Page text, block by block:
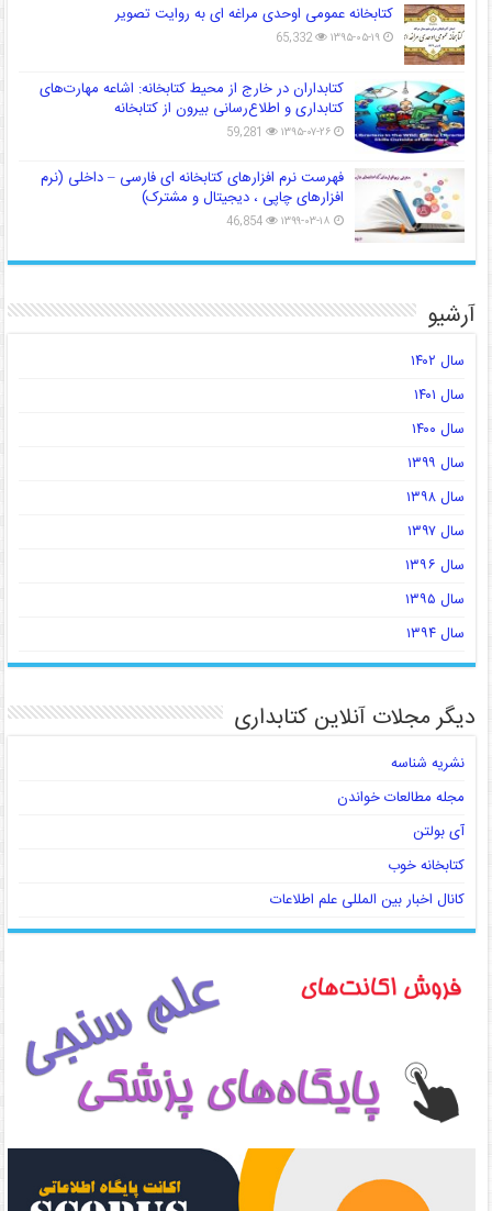
کتابخانه عمومی اوحدی مراغه ای به روایت تصویر
۱۳۹۵-۰۵-۱۹ 65,332
کتابداران در خارج از محیط کتابخانه: اشاعه مهارت‌های
کتابداری و اطلاع‌رسانی بیرون از کتابخانه
۱۳۹۵-۰۷-۲۶ 59,281
فهرست نرم افزارهای کتابخانه ای فارسی – داخلی (نرم
افزارهای چاپی ، دیجیتال و مشترک)
۱۳۹۹-۰۳-۱۸ 46,854
آرشیو
سال ۱۴۰۲
سال ۱۴۰۱
سال ۱۴۰۰
سال ۱۳۹۹
سال ۱۳۹۸
سال ۱۳۹۷
سال ۱۳۹۶
سال ۱۳۹۵
سال ۱۳۹۴
دیگر مجلات آنلاین کتابداری
نشریه شناسه
مجله مطالعات خواندن
آی بولتن
کتابخانه خوب
کانال اخبار بین المللی علم اطلاعات